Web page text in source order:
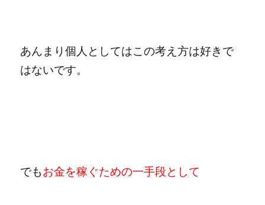
あんまり個人としてはこの考え方は好きで
はないです。
でもお金を稼ぐための一手段として